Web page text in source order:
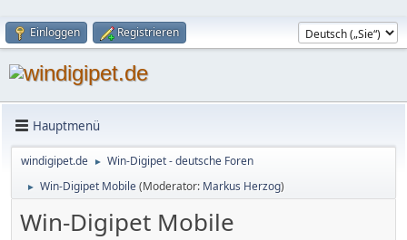
Einloggen Registrieren
Hauptmenü
windigipet.de ► Win-Digipet - deutsche Foren
► Win-Digipet Mobile(Moderator: Markus Herzog)
Win-Digipet Mobile